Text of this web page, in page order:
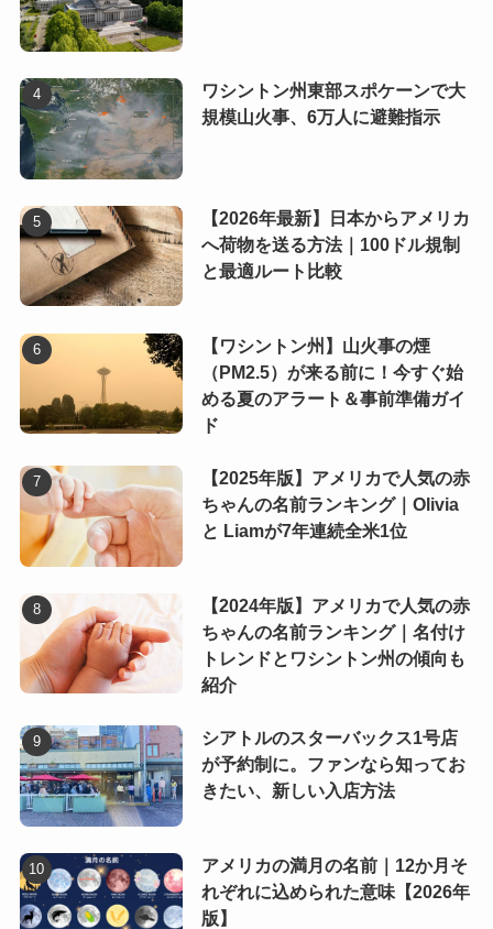
ワシントン州東部スポケーンで大
規模山火事、6万人に避難指示
【2026年最新】日本からアメリカ
へ荷物を送る方法｜100ドル規制
と最適ルート比較
【ワシントン州】山火事の煙
（PM2.5）が来る前に！今すぐ始
める夏のアラート＆事前準備ガイ
ド
【2025年版】アメリカで人気の赤
ちゃんの名前ランキング｜Olivia
と Liamが7年連続全米1位
【2024年版】アメリカで人気の赤
ちゃんの名前ランキング｜名付け
トレンドとワシントン州の傾向も
紹介
シアトルのスターバックス1号店
が予約制に。ファンなら知ってお
きたい、新しい入店方法
アメリカの満月の名前｜12か月そ
れぞれに込められた意味【2026年
版】